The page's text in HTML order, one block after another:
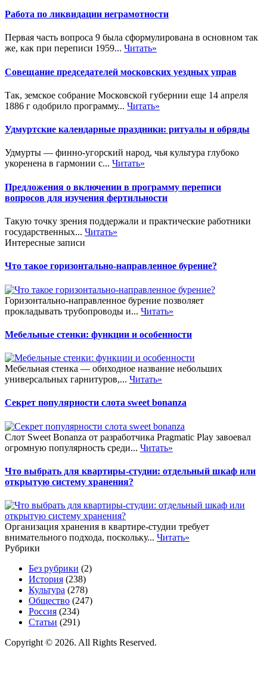
Работа по ликвидации неграмотности
Первая часть вопроса 9 была сформулирована в основном так
же, как при переписи 1959... Читать»
Совещание председателей московских уездных управ
Так, земское собрание Московской губернии еще 14 апреля
1886 г одобрило программу... Читать»
Удмуртские календарные праздники: ритуалы и обряды
Удмурты — финно-угорский народ, чья культура глубоко
укоренена в гармонии с... Читать»
Предложения о включении в программу переписи
вопросов для изучения фертильности
Такую точку зрения поддержали и практические работники
государственных... Читать»
Интересные записи
Что такое горизонтально-направленное бурение?
Горизонтально-направленное бурение позволяет
прокладывать трубопроводы и... Читать»
Мебельные стенки: функции и особенности
Мебельная стенка — обиходное название небольших
универсальных гарнитуров,... Читать»
Секрет популярности слота sweet bonanza
Слот Sweet Bonanza от разработчика Pragmatic Play завоевал
огромную популярность среди... Читать»
Что выбрать для квартиры-студии: отдельный шкаф или
открытую систему хранения?
Организация хранения в квартире-студии требует
внимательного подхода, поскольку... Читать»
Рубрики
Без рубрики (2)
История (238)
Культура (278)
Общество (247)
Россия (234)
Статьи (291)
Copyright © 2026. All Rights Reserved.